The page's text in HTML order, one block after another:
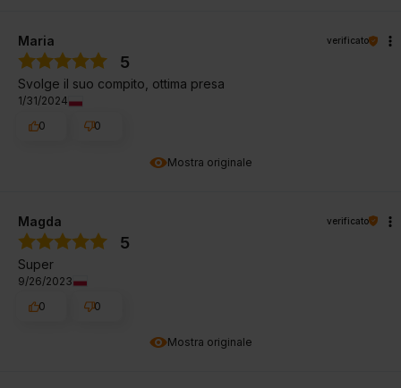
Mostra originale
Maria verificato
5
Svolge il suo compito, ottima presa
1/31/2024
0
0
Mostra originale
Magda verificato
5
Super
9/26/2023
0
0